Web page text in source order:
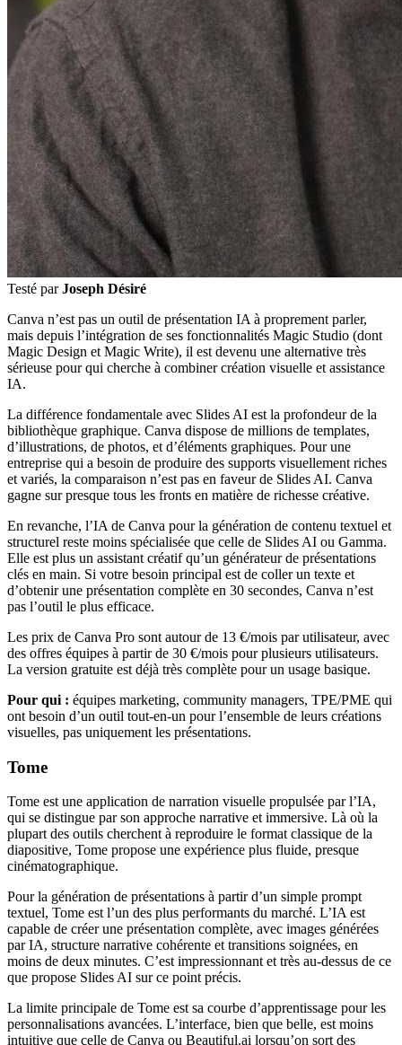
Testé parJoseph Désiré
Canva n’est pas un outil de présentation IA à proprement parler,
mais depuis l’intégration de ses fonctionnalités Magic Studio (dont
Magic Design et Magic Write), il est devenu une alternative très
sérieuse pour qui cherche à combiner création visuelle et assistance
IA.
La différence fondamentale avec Slides AI est la profondeur de la
bibliothèque graphique. Canva dispose de millions de templates,
d’illustrations, de photos, et d’éléments graphiques. Pour une
entreprise qui a besoin de produire des supports visuellement riches
et variés, la comparaison n’est pas en faveur de Slides AI. Canva
gagne sur presque tous les fronts en matière de richesse créative.
En revanche, l’IA de Canva pour la génération de contenu textuel et
structurel reste moins spécialisée que celle de Slides AI ou Gamma.
Elle est plus un assistant créatif qu’un générateur de présentations
clés en main. Si votre besoin principal est de coller un texte et
d’obtenir une présentation complète en 30 secondes, Canva n’est
pas l’outil le plus efficace.
Les prix de Canva Pro sont autour de 13 €/mois par utilisateur, avec
des offres équipes à partir de 30 €/mois pour plusieurs utilisateurs.
La version gratuite est déjà très complète pour un usage basique.
Pour qui : équipes marketing, community managers, TPE/PME qui
ont besoin d’un outil tout-en-un pour l’ensemble de leurs créations
visuelles, pas uniquement les présentations.
Tome
Tome est une application de narration visuelle propulsée par l’IA,
qui se distingue par son approche narrative et immersive. Là où la
plupart des outils cherchent à reproduire le format classique de la
diapositive, Tome propose une expérience plus fluide, presque
cinématographique.
Pour la génération de présentations à partir d’un simple prompt
textuel, Tome est l’un des plus performants du marché. L’IA est
capable de créer une présentation complète, avec images générées
par IA, structure narrative cohérente et transitions soignées, en
moins de deux minutes. C’est impressionnant et très au-dessus de ce
que propose Slides AI sur ce point précis.
La limite principale de Tome est sa courbe d’apprentissage pour les
personnalisations avancées. L’interface, bien que belle, est moins
intuitive que celle de Canva ou Beautiful.ai lorsqu’on sort des